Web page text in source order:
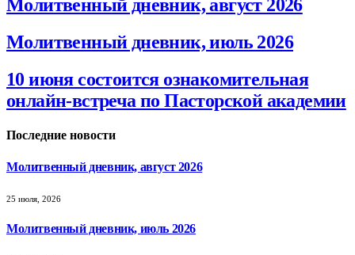
Молитвенный дневник, август 2026
Молитвенный дневник, июль 2026
10 июня состоится ознакомительная
онлайн-встреча по Пасторской академии
Последние новости
Молитвенный дневник, август 2026
25 июля, 2026
Молитвенный дневник, июль 2026